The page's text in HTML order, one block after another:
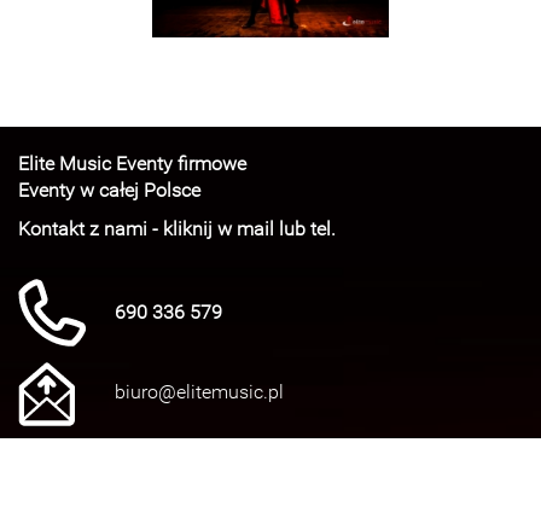
Elite Music Eventy firmowe
Eventy w całej Polsce
Kontakt z nami - kliknij w mail lub tel.
690 336 579
biuro@elitemusic.pl